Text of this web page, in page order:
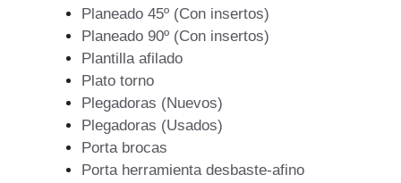
Planeado 45º (Con insertos)
Planeado 90º (Con insertos)
Plantilla afilado
Plato torno
Plegadoras (Nuevos)
Plegadoras (Usados)
Porta brocas
Porta herramienta desbaste-afino